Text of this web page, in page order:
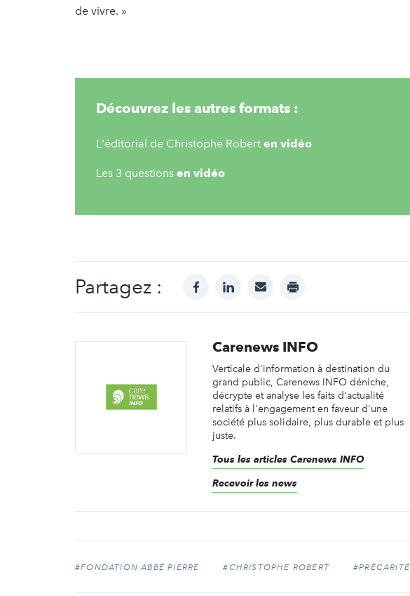
de vivre. »
Découvrez les autres formats :
L'éditorial de Christophe Robert en vidéo
Les 3 questions en vidéo
Partagez : facebooklinkedinmail print
Carenews INFO
Verticale d'information à destination du
grand public, Carenews INFO déniche,
décrypte et analyse les faits d'actualité
relatifs à l'engagement en faveur d'une
société plus solidaire, plus durable et plus
juste.
Tous les articles Carenews INFO
Recevoir les news
#FONDATION ABBÉ PIERRE #CHRISTOPHE ROBERT #PRÉCARITÉ